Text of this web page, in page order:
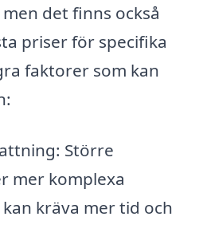
det finns också
priser för specifika
faktorer som kan
Större
mer komplexa
kräva mer tid och